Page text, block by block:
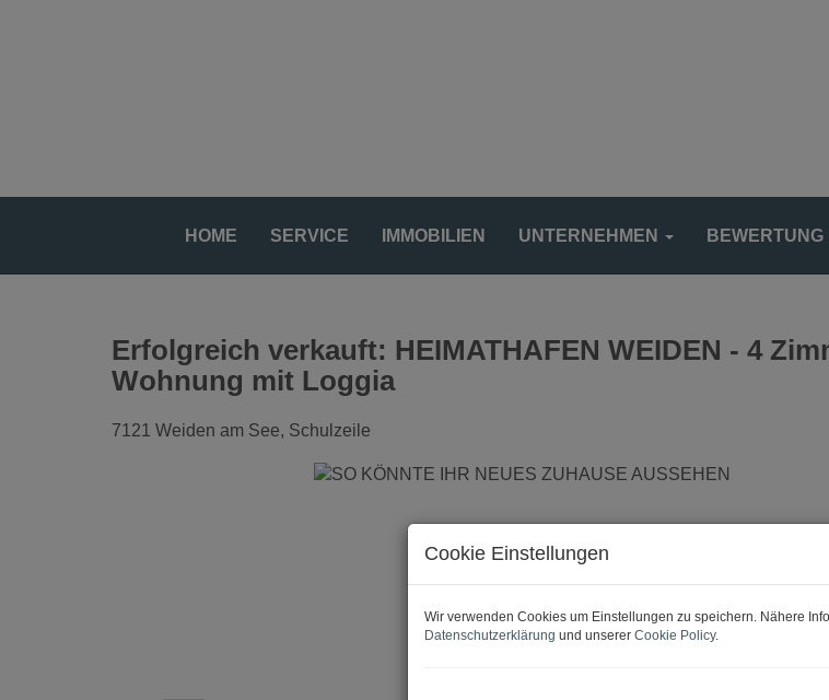
HOME SERVICE IMMOBILIEN UNTERNEHMEN BEWERTUNG
Erfolgreich verkauft: HEIMATHAFEN WEIDEN - 4
Wohnung mit Loggia
7121 Weiden am See, Schulzeile
Cookie Einstellungen
Wir verwenden Cookies um Einstellungen zu speichern. Nähere
Datenschutzerklärung und unserer Cookie Policy.